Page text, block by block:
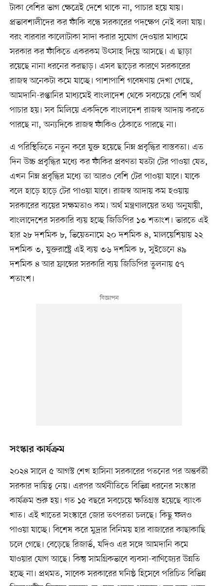
টাকা বেশির ভাগ ক্ষেত্রেই দেশে থাকে না, পাচার হয়ে যায়।
প্রভাবশালীদের কর ফাঁকি বন্ধে সরকারের পদক্ষেপ নেই বলা যায়।
বরং বারবার কালোটাকা সাদা করার সুযোগ দেওয়ার মাধ্যমে
সরকার কর ফাঁকিতে একরকম উৎসাহ দিয়ে আসছে। এ ছাড়া
রয়েছে নানা ধরনের করছাড়। এসব ছাড়ের কারণে সরকারের
রাজস্ব অনেকটা কমে যাচ্ছে। পাশাপাশি গবেষণায় দেখা গেছে,
আমদানি-রপ্তানির মাধ্যমেই বাংলাদেশ থেকে সবচেয়ে বেশি অর্থ
পাচার হয়। সব মিলিয়ে একদিকে বাংলাদেশ রাজস্ব আদায় করতে
পারছে না, অন্যদিকে রাজস্ব ফাঁকিও ঠেকাতে পারছে না।
এ পরিস্থিতিতে নতুন করে যুক্ত হয়েছে নিম্ন প্রবৃদ্ধির বাস্তবতা। এত
দিন উচ্চ প্রবৃদ্ধির মধ্যে কর ফাঁকির প্রবণতা যতটা টের পাওয়া যেত,
এখন নিম্ন প্রবৃদ্ধির মধ্যে তা আরও বেশি টের পাওয়া যাবে। যাকে
বলে হাড়ে হাড়ে টের পাওয়া যাবে। রাজস্ব আদায় কম হওয়ায়
সরকারের ব্যয়ের সক্ষমতাও কম। অর্থ মন্ত্রণালয়ের তথ্য অনুযায়ী,
বাংলাদেশের সরকারি ব্যয় হচ্ছে জিডিপির ১৩ শতাংশ। ভারতে এই
হার ২৮ দশমিক ৮, ভিয়েতনামে ২০ দশমিক ৪, মালয়েশিয়ায় ২২
দশমিক ৩, যুক্তরাষ্ট্রে এই ব্যয় ৩৬ দশমিক ৮, সুইডেনে ৪৯
দশমিক ৪ আর ফ্রান্সের সরকারি ব্যয় জিডিপির তুলনায় ৫৭
শতাংশ।
সংস্কার কার্যক্রম
২০২৪ সালে ৫ আগস্ট শেখ হাসিনা সরকারের পতনের পর অন্তর্বর্তী
সরকার দায়িত্ব নেয়। এরপর অর্থনীতিতে বিভিন্ন ধরনের সংস্কার
কার্যক্রম শুরু হয়। গত ১৫ বছরে সবচেয়ে ক্ষতিগ্রস্ত হয়েছে ব্যাংক
খাত। এই খাতের সংস্কারে জোর তৎপরতা চলছে। কিছু ফলও
পাওয়া যাচ্ছে। বিশেষ করে মুদ্রার বিনিময় হার বাজারের কাছাকাছি
চলে গেছে। বেড়েছে রিজার্ভ, যদিও এর সঙ্গে আমদানি কমে
যাওয়ার যোগ আছে। কিন্তু সামগ্রিকভাবে ব্যবসা-বাণিজ্যের উন্নতি
হচ্ছে না। প্রথমত, সাবেক সরকারের ঘনিষ্ঠ হিসেবে পরিচিত বিভিন্ন